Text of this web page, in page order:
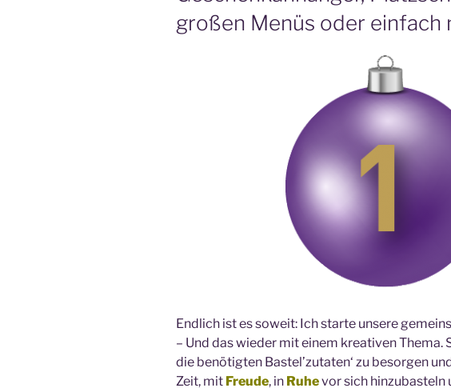
großen Menüs oder einfach
Endlich ist es soweit: Ich starte unsere
– Und das wieder mit einem kreativen Thema.
die benötigten Bastel’zutaten‘ zu besorgen
Zeit, mit Freude, in Ruhevor sich hinzubasteln